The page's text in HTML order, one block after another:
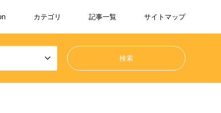
カテゴリ 記事一覧 サイトマップ